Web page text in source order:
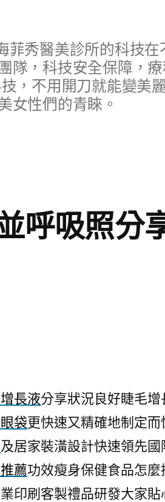
菲秀醫美診所的科技
隊，科技安全保障，
，不用開刀就能變美
女性們的青睞。
呼吸照分
長液分享狀況良好睫毛增
袋更快速又精確地制定而
及居家裝潢設計快速領先國
薦功效瘦身保健食品怎麼
印刷客製禮品研發大家貼